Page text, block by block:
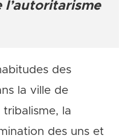
l’autoritarisme
des
la ville de
la
des uns et